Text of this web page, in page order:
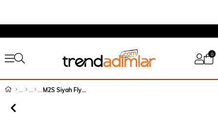
0
M2S Siyah Fly Erkek Hafif Dokuma Sneaker